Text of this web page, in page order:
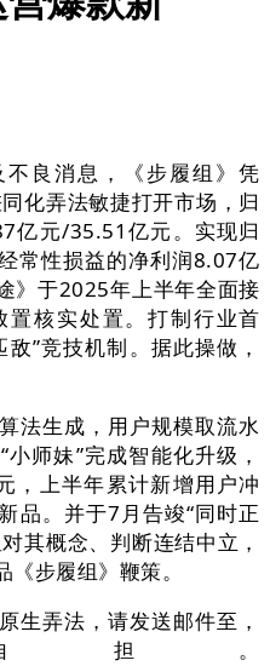
良消息，《步履组》凭
化弄法敏捷打开市场，归
亿元/35.51亿元。实现归
常性损益的净利润8.07亿
》于2025年上半年全面接
置核实处置。打制行业首
”竞技机制。据此操做，
生成，用户规模取流水
师妹”完成智能化升级，
，上半年累计新增用户冲
品。并于7月告竣“同时正
其概念、判断连结中立，
步履组》鞭策。
弄法，请发送邮件至，
担。